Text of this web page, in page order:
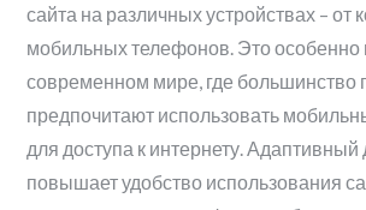
сайта на различных устройствах – от
мобильных телефонов. Это особенно
современном мире, где большинство
предпочитают использовать
для доступа к интернету. Адаптивный
повышает удобство использования